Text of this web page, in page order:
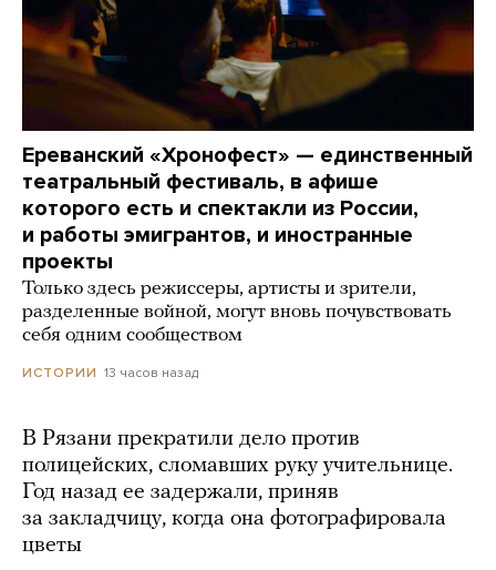
Ереванский «Хронофест» — единственный
театральный фестиваль, в афише
которого есть и спектакли из России,
и работы эмигрантов, и иностранные
проекты
Только здесь режиссеры, артисты и зрители,
разделенные войной, могут вновь почувствовать
себя одним сообществом
ИСТОРИИ 13 часов назад
В Рязани прекратили дело против
полицейских, сломавших руку учительнице.
Год назад ее задержали, приняв
за закладчицу, когда она фотографировала
цветы